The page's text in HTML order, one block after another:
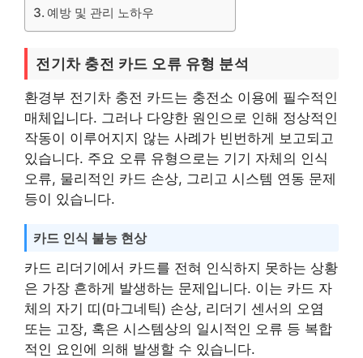
예방 및 관리 노하우
전기차 충전 카드 오류 유형 분석
환경부 전기차 충전 카드는 충전소 이용에 필수적인
매체입니다. 그러나 다양한 원인으로 인해 정상적인
작동이 이루어지지 않는 사례가 빈번하게 보고되고
있습니다. 주요 오류 유형으로는 기기 자체의 인식
오류, 물리적인 카드 손상, 그리고 시스템 연동 문제
등이 있습니다.
카드 인식 불능 현상
카드 리더기에서 카드를 전혀 인식하지 못하는 상황
은 가장 흔하게 발생하는 문제입니다. 이는 카드 자
체의 자기 띠(마그네틱) 손상, 리더기 센서의 오염
또는 고장, 혹은 시스템상의 일시적인 오류 등 복합
적인 요인에 의해 발생할 수 있습니다.